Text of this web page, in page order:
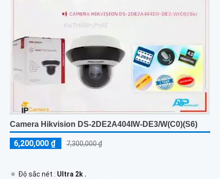
Camera Hikvision DS-2DE2A404IW-DE3/W(C0)(S6)
6,200,000 ₫ 7,300,000 ₫
🔅 Độ sắc nét : Ultra 2k .